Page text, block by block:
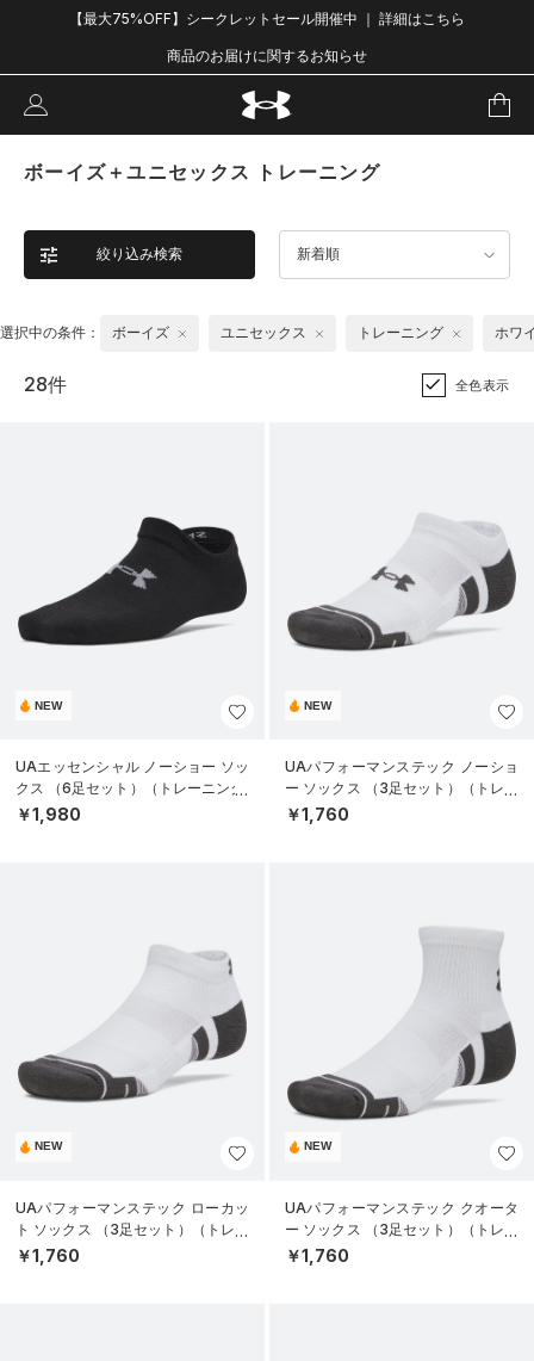
【最大75%OFF】シークレットセール開催中 ｜ 詳細はこちら
商品のお届けに関するお知らせ
ボーイズ＋ユニセックス トレーニング
絞り込み検索 新着順
選択中の条件： ボーイズ ユニセックス トレーニング ホワ
28件 全色表示
NEW
UAエッセンシャル ノーショー ソッ
クス （6足セット）（トレーニング/
KIDS）
￥1,980
NEW
UAパフォーマンステック ノーショ
ー ソックス （3足セット）（トレー
ニング/UNISEX）
￥1,760
NEW
UAパフォーマンステック ローカッ
ト ソックス （3足セット）（トレー
ニング/UNISEX）
￥1,760
NEW
UAパフォーマンステック クオータ
ー ソックス （3足セット）（トレー
ニング/UNISEX）
￥1,760